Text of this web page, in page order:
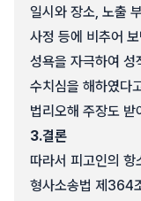
일시와 장소, 노출
사정 등에 비추어
성욕을 자극하여 성
수치심을 해하였다
법리오해 주장도 받
3.결론
따라서 피고인의 항
형사소송법 제364